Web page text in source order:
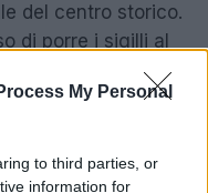
My Personal
to third parties, or
information for
del centro storico.
di porre i sigilli al
sanitarie. Le
erano a dir
formiche. Non
le blatte sul